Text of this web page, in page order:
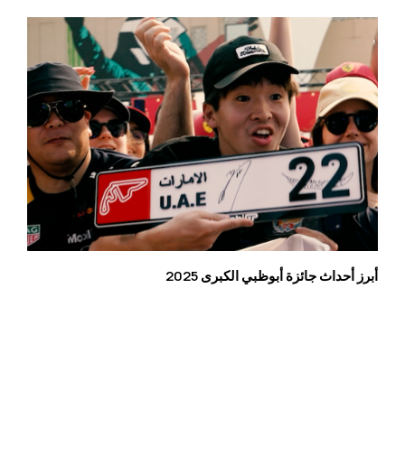
أبرز أحداث جائزة أبوظبي الكبرى 2025